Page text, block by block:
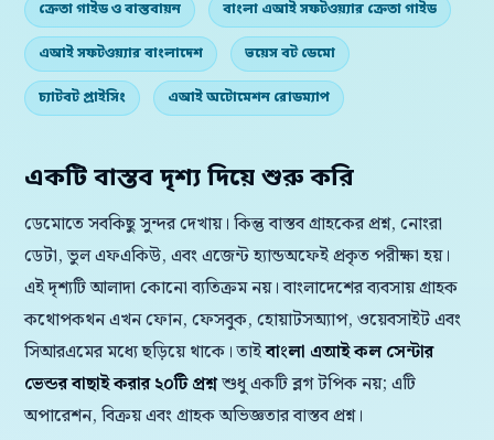
ক্রেতা গাইড ও বাস্তবায়ন বাংলা এআই সফটওয়্যার ক্রেতা গাইড
এআই সফটওয়্যার বাংলাদেশ ভয়েস বট ডেমো
চ্যাটবট প্রাইসিং এআই অটোমেশন রোডম্যাপ
একটি বাস্তব দৃশ্য দিয়ে শুরু করি
ডেমোতে সবকিছু সুন্দর দেখায়। কিন্তু বাস্তব গ্রাহকের প্রশ্ন, নোংরা
ডেটা, ভুল এফএকিউ, এবং এজেন্ট হ্যান্ডঅফেই প্রকৃত পরীক্ষা হয়।
এই দৃশ্যটি আলাদা কোনো ব্যতিক্রম নয়। বাংলাদেশের ব্যবসায় গ্রাহক
কথোপকথন এখন ফোন, ফেসবুক, হোয়াটসঅ্যাপ, ওয়েবসাইট এবং
সিআরএমের মধ্যে ছড়িয়ে থাকে। তাইবাংলা এআই কল সেন্টার
ভেন্ডর বাছাই করার ২০টি প্রশ্নশুধু একটি ব্লগ টপিক নয়; এটি
অপারেশন, বিক্রয় এবং গ্রাহক অভিজ্ঞতার বাস্তব প্রশ্ন।